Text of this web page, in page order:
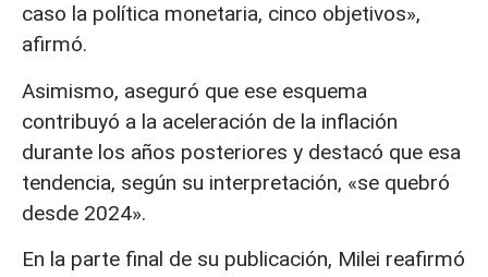
caso la política monetaria, cinco objetivos»,
afirmó.
Asimismo, aseguró que ese esquema
contribuyó a la aceleración de la inflación
durante los años posteriores y destacó que esa
tendencia, según su interpretación, «se quebró
desde 2024».
En la parte final de su publicación, Milei reafirmó